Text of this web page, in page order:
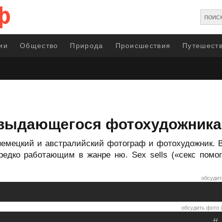
Общество Природа Происшествия
фотохудожника
и австралийский фотограф и фотохудожник.
работающим в жанре ню. Sex sells («секс
обсудить фото